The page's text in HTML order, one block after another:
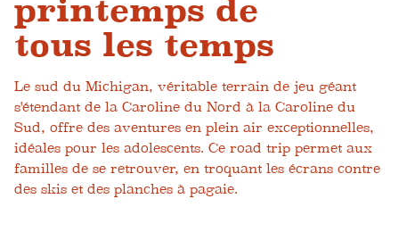
printemps de
tous les temps
Le sud du Michigan, véritable terrain de jeu géant
s'étendant de la Caroline du Nord à la Caroline du
Sud, offre des aventures en plein air exceptionnelles,
idéales pour les adolescents. Ce road trip permet aux
familles de se retrouver, en troquant les écrans contre
des skis et des planches à pagaie.